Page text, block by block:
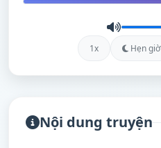
1x Hẹn giờ
Nội dung truyện